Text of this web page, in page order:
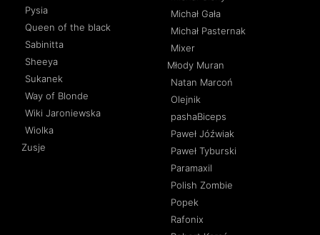
Pysia
Queen of the black
Sabinitta
Sheeya
Sukanek
Way of Blonde
Wiki Jaroniewska
Wiolka
Zusje
Michał Gała
Michał Pasternak
Mixer
Młody Muran
Natan Marcoń
Olejnik
pashaBiceps
Paweł Jóźwiak
Paweł Tyburski
Paramaxil
Polish Zombie
Popek
Rafonix